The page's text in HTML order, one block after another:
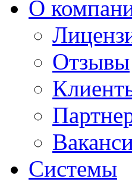
О
Отзывы
Системы